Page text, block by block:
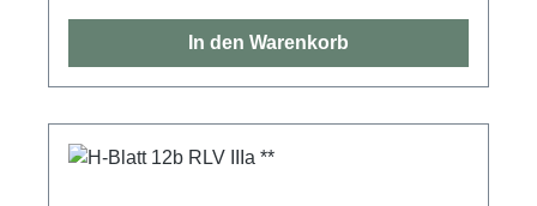
In den Warenkorb